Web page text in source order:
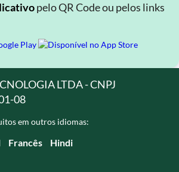
pelo QR Code ou pelos links
LTDA - CNPJ
08
em outros idiomas:
Francês Hindi